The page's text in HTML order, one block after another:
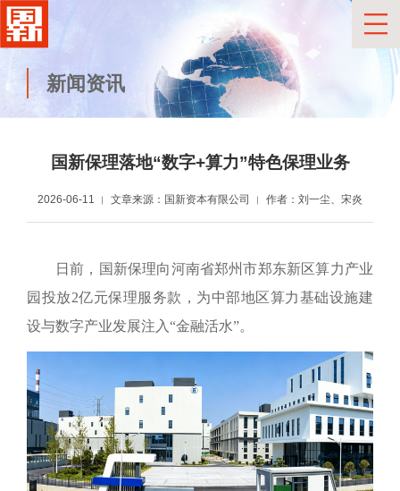
新闻资讯
国新保理落地“数字+算力”特色保理业务
2026-06-11 文章来源：国新资本有限公司 作者：刘一尘、宋炎
日前，国新保理向河南省郑州市郑东新区算力产业
园投放2亿元保理服务款，为中部地区算力基础设施建
设与数字产业发展注入“金融活水”。